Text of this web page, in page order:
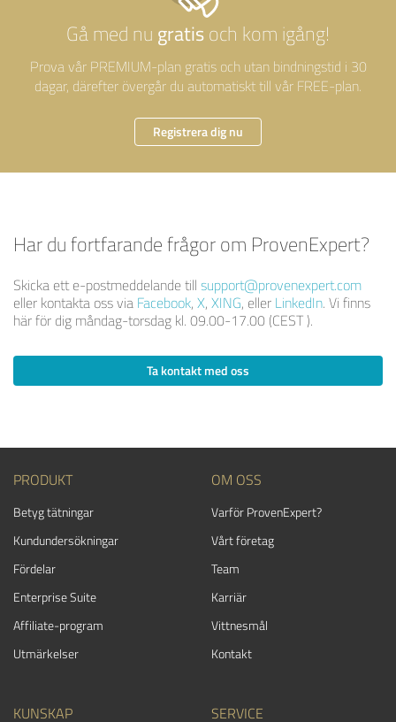
Gå med nu gratis och kom igång!
Prova vår PREMIUM-plan gratis och utan bindningstid i 30
dagar, därefter övergår du automatiskt till vår FREE-plan.
Registrera dig nu
Har du fortfarande frågor om ProvenExpert?
Skicka ett e-postmeddelande till support@provenexpert.com
eller kontakta oss via Facebook, X, XING, eller LinkedIn. Vi finns
här för dig måndag-torsdag kl. 09.00-17.00 (CEST ).
Ta kontakt med oss
PRODUKT
Betyg tätningar
Kundundersökningar
Fördelar
Enterprise Suite
Affiliate-program
Utmärkelser
OM OSS
Varför ProvenExpert?
Vårt företag
Team
Karriär
Vittnesmål
Kontakt
KUNSKAP SERVICE